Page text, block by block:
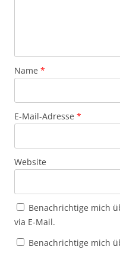
Name *
E-Mail-Adresse *
Website
Benachrichtige mich
via E-Mail.
Benachrichtige mich